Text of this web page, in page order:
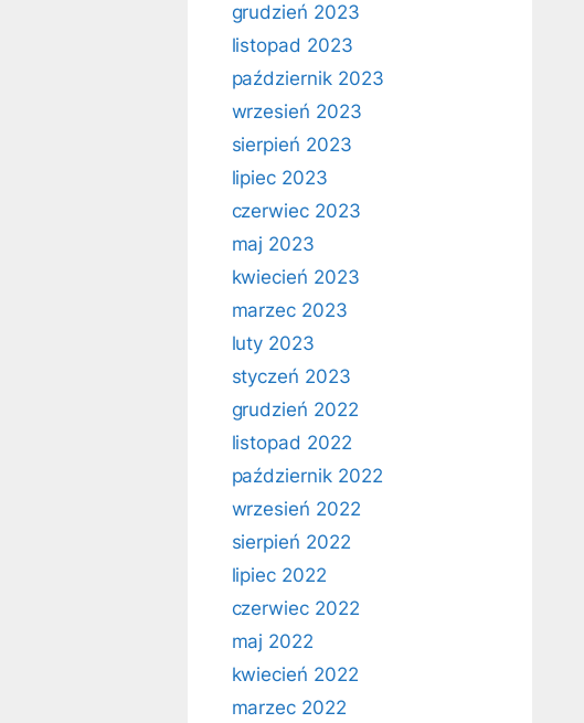
grudzień 2023
listopad 2023
październik 2023
wrzesień 2023
sierpień 2023
lipiec 2023
czerwiec 2023
maj 2023
kwiecień 2023
marzec 2023
luty 2023
styczeń 2023
grudzień 2022
listopad 2022
październik 2022
wrzesień 2022
sierpień 2022
lipiec 2022
czerwiec 2022
maj 2022
kwiecień 2022
marzec 2022